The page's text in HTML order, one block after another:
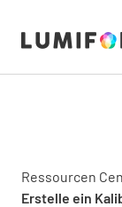
Ressourcen
Erstelle ein